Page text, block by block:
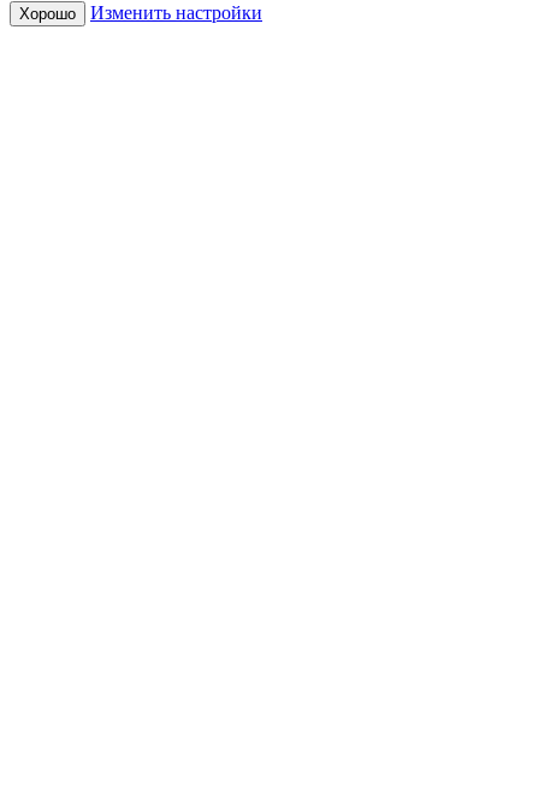
Хорошо Изменить настройки